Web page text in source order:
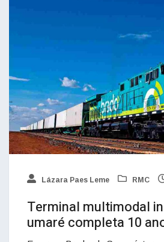
Lázara Paes Leme RMC
Terminal multimodal
umaré completa 10